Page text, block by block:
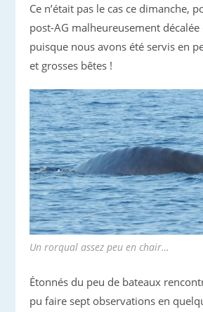
Ce n’était pas le cas ce dimanche,
post-AG malheureusement décalée
puisque nous avons été servis en
et grosses bêtes !
Un rorqual assez peu en chair…
Étonnés du peu de bateaux
pu faire sept observations en